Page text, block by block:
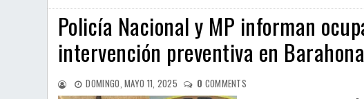
Policía Nacional y MP informan
intervención preventiva en Barahona
DOMINGO, MAYO 11, 2025 0 COMMENTS